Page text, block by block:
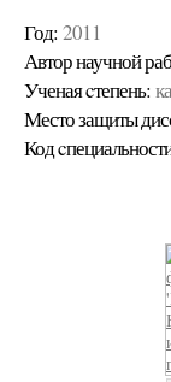
Год: 2011
Автор научной
Ученая cтепень:
Место защиты
Код